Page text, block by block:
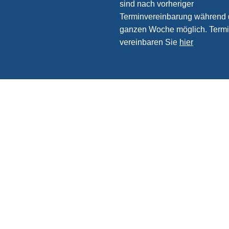
sind nach vorheriger
Terminvereinbarung während
ganzen Woche möglich.
vereinbaren Sie hier